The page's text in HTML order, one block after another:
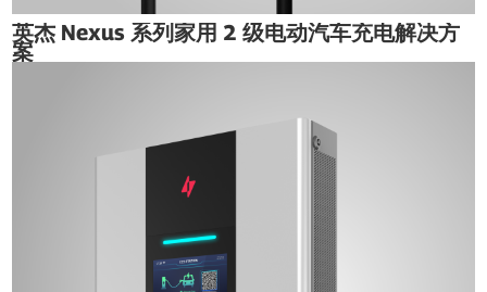
英杰 Nexus 系列家用 2 级电动汽车充电解决方
案